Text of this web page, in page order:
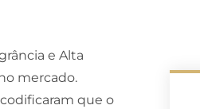
e Alta
mercado.
que o